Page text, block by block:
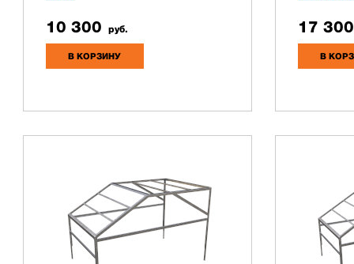
10 300 руб.
В КОРЗИНУ
17 300
В